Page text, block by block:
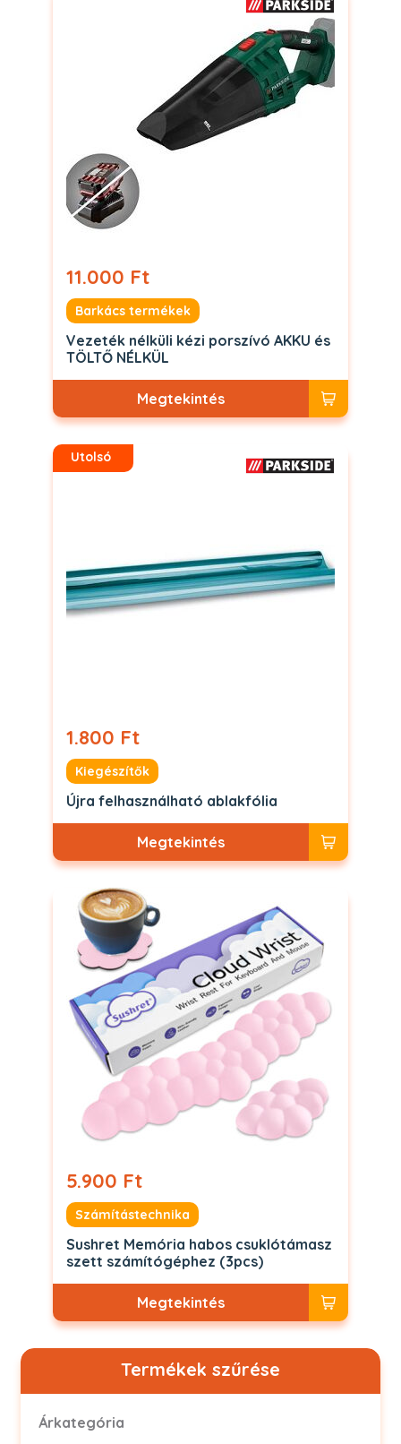
11.000 Ft
Barkács termékek
Vezeték nélküli kézi porszívó AKKU és
TÖLTŐ NÉLKÜL
Megtekintés
Utolsó
1.800 Ft
Kiegészítők
Újra felhasználható ablakfólia
Megtekintés
5.900 Ft
Számítástechnika
Sushret Memória habos csuklótámasz
szett számítógéphez (3pcs)
Megtekintés
Termékek szűrése
Árkategória